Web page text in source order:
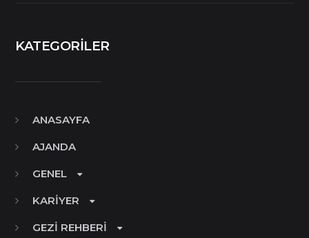
KATEGORILER
ANASAYFA
AJANDA
GENEL
KARIYER
GEZI REHBERI